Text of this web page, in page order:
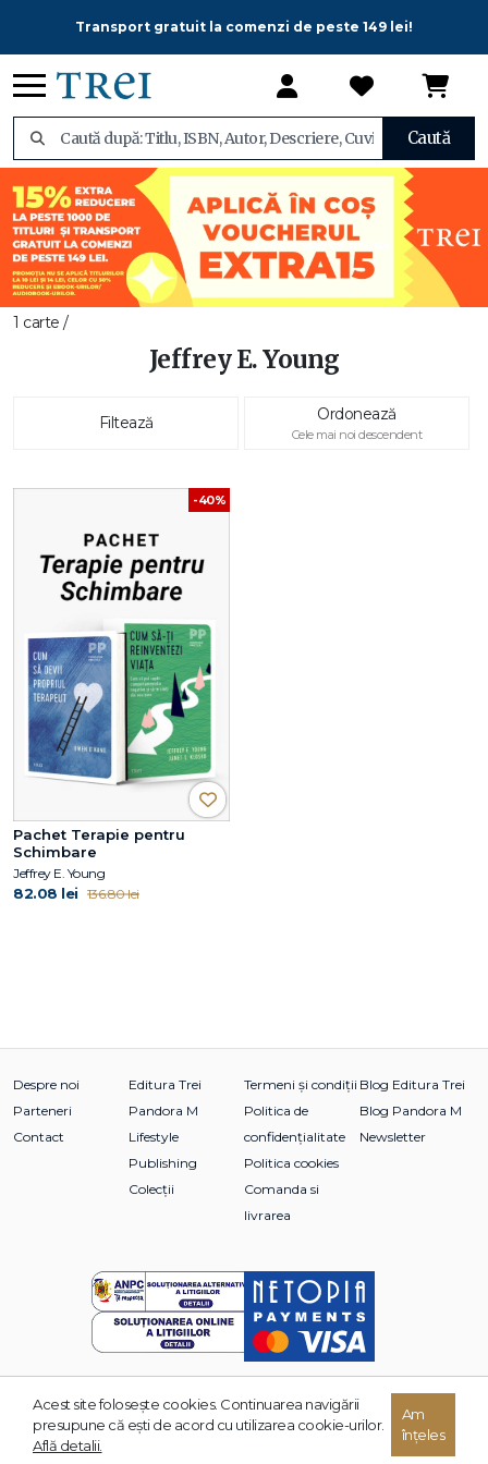
Transport gratuit la comenzi de peste 149 lei!
Caută
1 carte /
Jeffrey E. Young
Filtează Ordonează
Cele mai noi descendent
-40%
Pachet Terapie pentru
Schimbare
Jeffrey E. Young
82.08 lei 136.80 lei
Despre noi
Parteneri
Contact
Editura Trei
Pandora M
Lifestyle
Publishing
Colecții
Termeni și condiții
Politica de
confidențialitate
Politica cookies
Comanda si
livrarea
Blog Editura Trei
Blog Pandora M
Newsletter
© 2026 Grupul Editorial TREI. Toate drepturile rezervate.
Acest site foloseşte cookies. Continuarea navigării
presupune că eşti de acord cu utilizarea cookie-urilor.
Află detalii.
Am
înțeles